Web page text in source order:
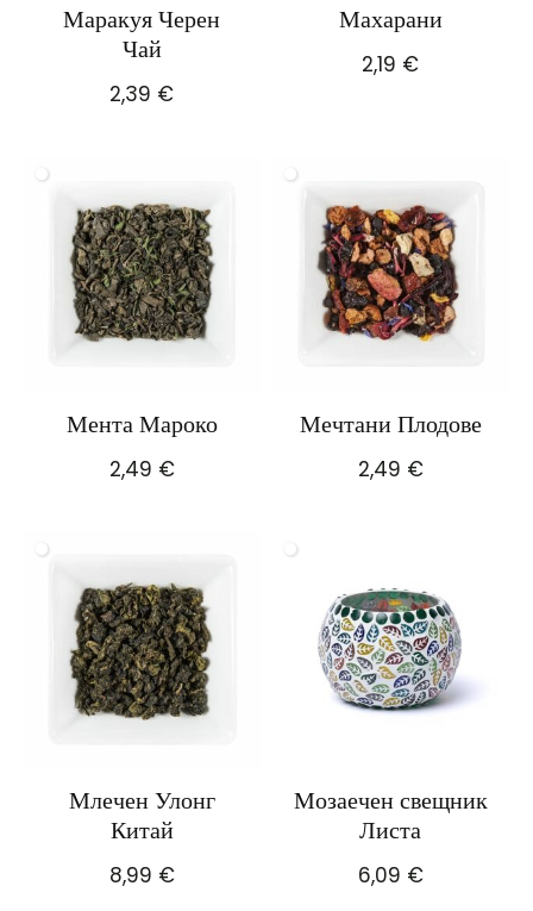
Маракуя Черен
Чай
2,39 €
Махарани
2,19 €
Мента Мароко
2,49 €
Мечтани Плодове
2,49 €
Млечен Улонг
Китай
8,99 €
Мозаечен свещник
Листа
6,09 €